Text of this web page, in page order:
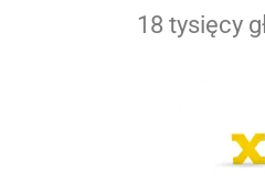
18 tysięcy